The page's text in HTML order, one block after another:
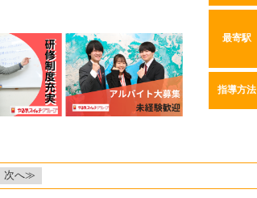
最寄駅
指導方法
次へ≫